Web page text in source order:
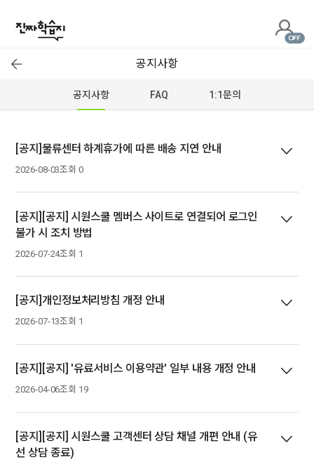
진
짜
습
지
공지사항
공지사항 FAQ 1:1문의
[공지]물류센터 하계휴가에 따른 배송 지연 안내
2026-08-03조회 0
[공지][공지] 시원스쿨 멤버스 사이트로 연결되어 로그인
불가 시 조치 방법
2026-07-24조회 1
[공지]개인정보처리방침 개정 안내
2026-07-13조회 1
[공지][공지] '유료서비스 이용약관' 일부 내용 개정 안내
2026-04-06조회 19
[공지][공지] 시원스쿨 고객센터 상담 채널 개편 안내 (유
선 상담 종료)